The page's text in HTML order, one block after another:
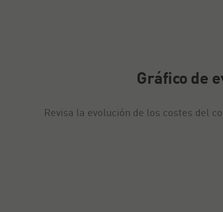
Gráfico de
Revisa la evolución de los costes del